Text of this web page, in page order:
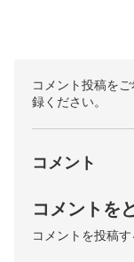
コメント投稿をご
録ください。
コメント
コメントを
コメントを投稿